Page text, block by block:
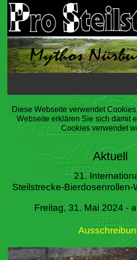
Startseite
Steilstrecke
Literatur
Termine
Diese Webseite verwendet
Webseite erklären Sie sich damit
Cookies verwendet
Aktuell
21.
Steilstrecke-Bierdosenrollen-
Freitag, 31. Mai 2024 -